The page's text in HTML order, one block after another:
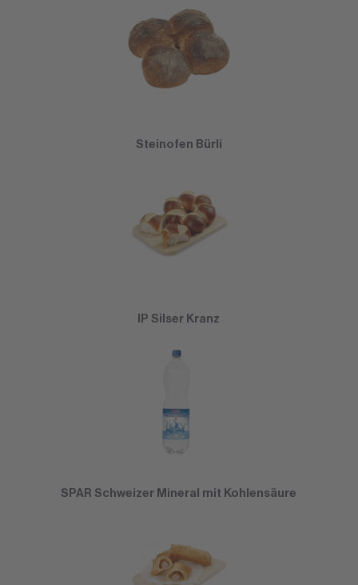
Steinofen Bürli
IP Silser Kranz
SPAR Schweizer Mineral mit Kohlensäure